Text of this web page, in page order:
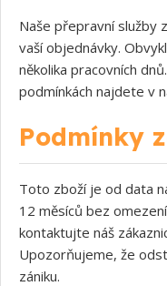
Naše přepravní služby
vaší objednávky.
několika pracovních
podmínkách najdete v
Podmínky
Toto zboží je od data
12 měsíců bez
kontaktujte náš
Upozorňujeme, že
zániku.